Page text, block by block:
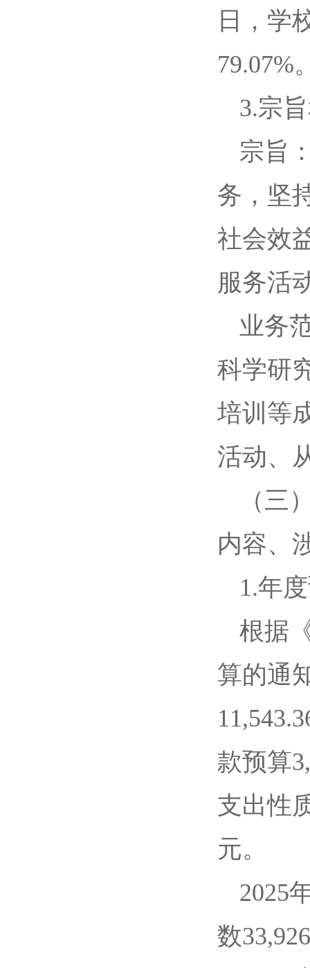
日，学
79.07%
3.宗
宗旨
务，坚
社会效
服务活
业务
科学研
培训等
活动、
（三
内容、
1.年
根据
算的通
款预算
支出性
元。
2025
数